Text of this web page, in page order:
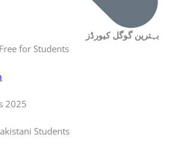
بہترین گوگل کیورڈز
for Students
2025
Students